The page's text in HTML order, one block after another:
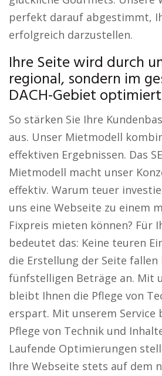
perfekt darauf abgestimmt,
erfolgreich darzustellen.
Ihre Seite wird durch
regional, sondern im
DACH-Gebiet
So stärken Sie Ihre
aus. Unser Mietmodell
effektiven Ergebnissen. Das
Mietmodell macht unser
effektiv. Warum teuer
uns eine Webseite zu einem
Fixpreis mieten können? Für
bedeutet das: Keine teuren
die Erstellung der Seite fallen
fünfstelligen Beträge an. Mit
bleibt Ihnen die Pflege von
erspart. Mit unserem Service
Pflege von Technik und
Laufende Optimierungen
Ihre Webseite stets auf dem